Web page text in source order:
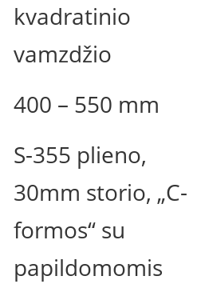
kvadratinio
vamzdžio
400 – 550 mm
S-355 plieno,
30mm storio, „C-
formos“ su
papildomomis